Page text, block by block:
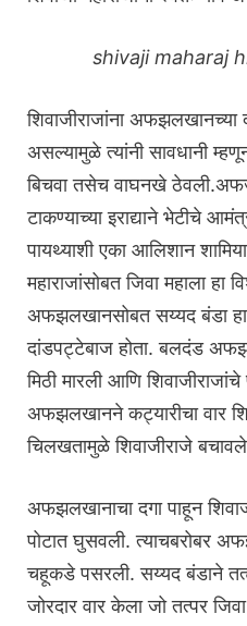
shivaji maharaj
शिवाजीराजांना अफझलखानच्या
असल्यामुळे त्यांनी सावधानी
बिचवा तसेच वाघनखे
टाकण्याच्या इराद्याने भेटीचे
पायथ्याशी एका आलिशान
महाराजांसोबत जिवा महाला हा
अफझलखानसोबत सय्यद बंडा
दांडपट्टेबाज होता. बलदंड
मिठी मारली आणि
अफझलखानने कट्यारीचा वार
चिलखतामुळे शिवाजीराजे
अफझलखानाचा दगा पाहून
पोटात घुसवली. त्याचबरोबर
चहूकडे पसरली. सय्यद बंडाने
जोरदार वार केला जो तत्पर